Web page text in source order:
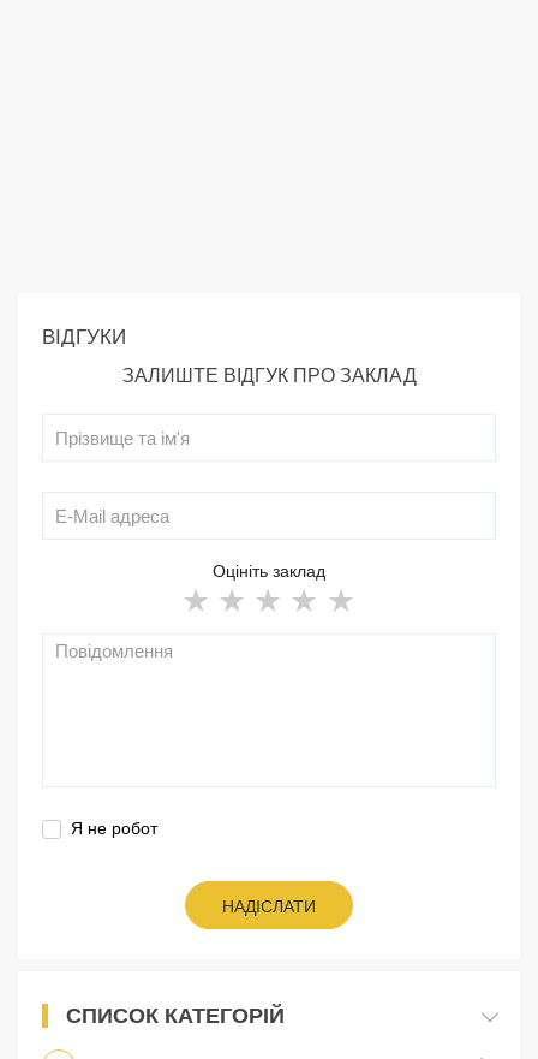
ВІДГУКИ
ЗАЛИШТЕ ВІДГУК ПРО ЗАКЛАД
Оцініть заклад
Я не робот
НАДІСЛАТИ
СПИСОК КАТЕГОРІЙ